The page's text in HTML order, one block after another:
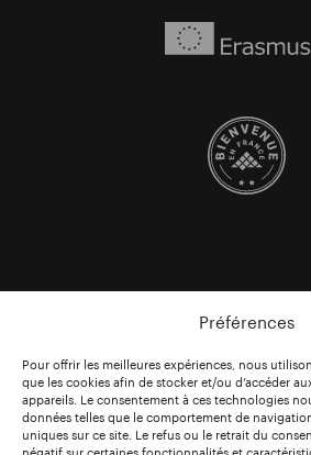
Préférences
Pour offrir les meilleures expériences, nous
que les cookies afin de stocker et/ou d’accéder
appareils. Le consentement à ces technologies
données telles que le comportement de
uniques sur ce site. Le refus ou le retrait du
négatif sur certaines fonctionnalités et